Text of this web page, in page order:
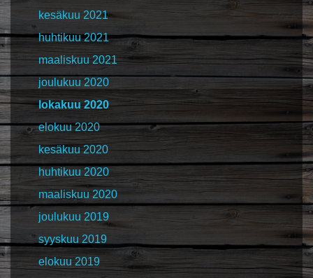
kesäkuu 2021
huhtikuu 2021
maaliskuu 2021
joulukuu 2020
lokakuu 2020
elokuu 2020
kesäkuu 2020
huhtikuu 2020
maaliskuu 2020
joulukuu 2019
syyskuu 2019
elokuu 2019